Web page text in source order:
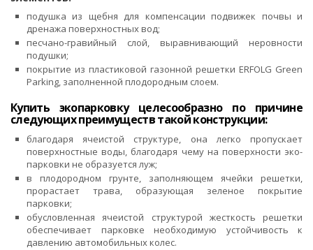
подушка из щебня для компенсации подвижек почвы и
дренажа поверхностных вод;
песчано-гравийный слой, выравнивающий неровности
подушки;
покрытие из пластиковой газонной решетки ERFOLG Green
Parking, заполненной плодородным слоем.
Купить экопарковку целесообразно по причине
следующих преимуществ такой конструкции:
благодаря ячеистой структуре, она легко пропускает
поверхностные воды, благодаря чему на поверхности эко-
парковки не образуется луж;
в плодородном грунте, заполняющем ячейки решетки,
прорастает трава, образующая зеленое покрытие
парковки;
обусловленная ячеистой структурой жесткость решетки
обеспечивает парковке необходимую устойчивость к
давлению автомобильных колес.